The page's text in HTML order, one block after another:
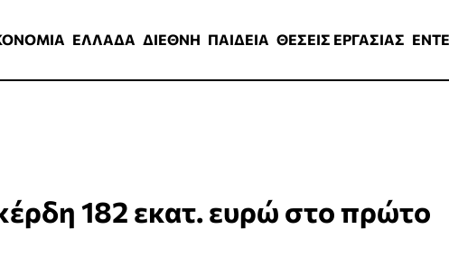
ΕΛΛΑΔΑ ΔΙΕΘΝΗ ΠΑΙΔΕΙΑ ΘΕΣΕΙΣ ΕΡΓΑΣΙΑΣ
182 εκατ. ευρώ στο πρώτο